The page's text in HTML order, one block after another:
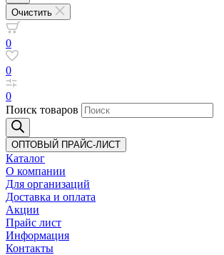
Очистить
0
0
0
Поиск товаров
ОПТОВЫЙ ПРАЙС-ЛИСТ
Каталог
О компании
Для организаций
Доставка и оплата
Акции
Прайс лист
Информация
Контакты